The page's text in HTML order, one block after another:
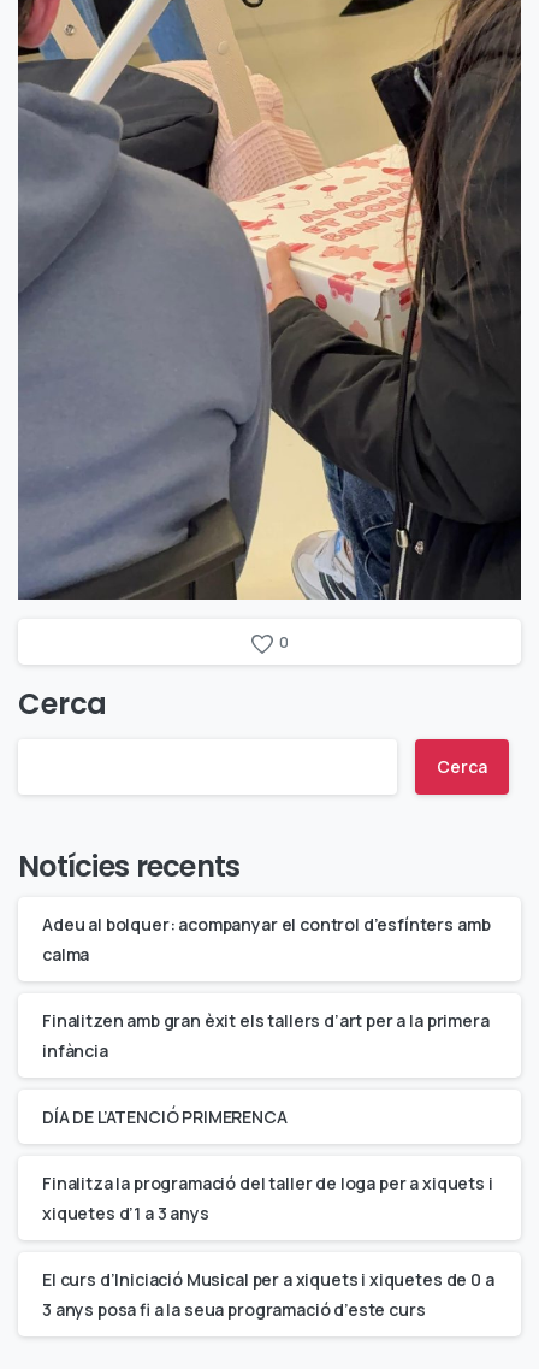
0
Cerca
Cerca
Notícies recents
Adeu al bolquer: acompanyar el control d’esfínters amb
calma
Finalitzen amb gran èxit els tallers d’art per a la primera
infància
DÍA DE L’ATENCIÓ PRIMERENCA
Finalitza la programació del taller de Ioga per a xiquets i
xiquetes d’1 a 3 anys
El curs d’Iniciació Musical per a xiquets i xiquetes de 0 a
3 anys posa fi a la seua programació d’este curs